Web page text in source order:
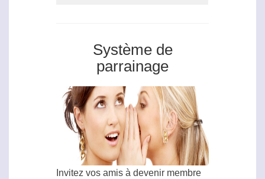
Système de
parrainage
Invitez vos amis à devenir membre